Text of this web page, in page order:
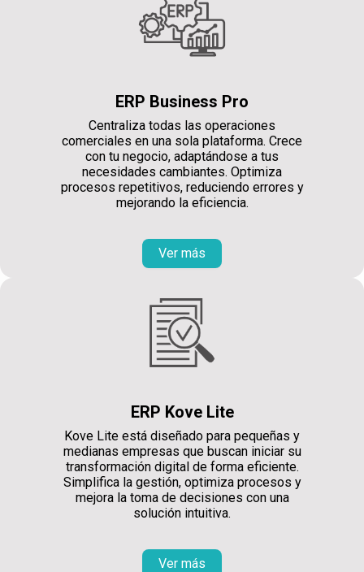
ERP Business Pro
Centraliza todas las operaciones
comerciales en una sola plataforma. Crece
con tu negocio, adaptándose a tus
necesidades cambiantes. Optimiza
procesos repetitivos, reduciendo errores y
mejorando la eficiencia.
Ver más
ERP Kove Lite
Kove Lite está diseñado para pequeñas y
medianas empresas que buscan iniciar su
transformación digital de forma eficiente.
Simplifica la gestión, optimiza procesos y
mejora la toma de decisiones con una
solución intuitiva.
Ver más